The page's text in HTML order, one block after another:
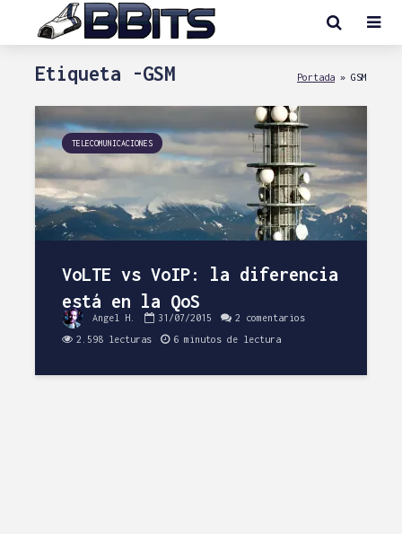
Etiqueta -GSM Portada » GSM
TELECOMUNICACIONES
VoLTE vs VoIP: la diferencia
está en la QoS
Angel H. 31/07/2015 2 comentarios
2.598 lecturas 6 minutos de lectura